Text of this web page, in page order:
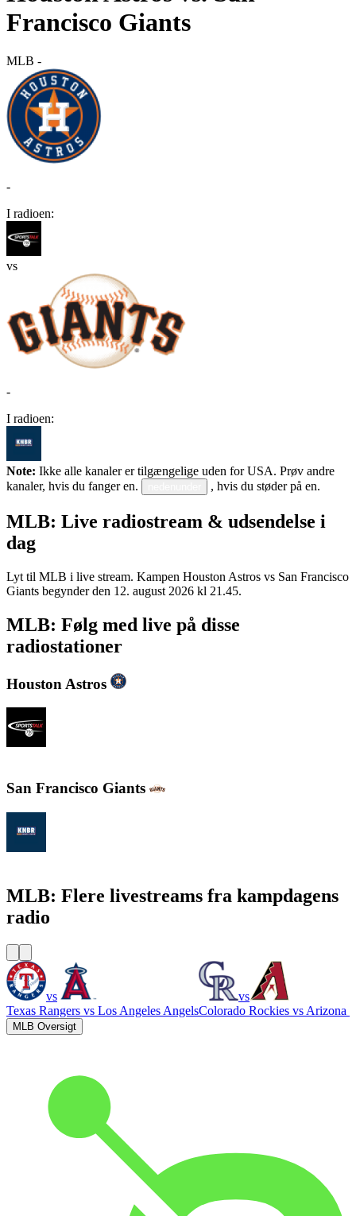
Francisco Giants
MLB -
-
I radioen:
vs
-
I radioen:
Note: Ikke alle kanaler er tilgængelige uden for USA. Prøv andre
kanaler, hvis du fanger en.
, hvis du støder på en.
MLB: Live radiostream & udsendelse i
dag
Lyt til MLB i live stream. Kampen Houston Astros vs San Francisco
Giants begynder den 12. august 2026 kl 21.45.
MLB: Følg med live på disse
radiostationer
Houston Astros
San Francisco Giants
MLB: Flere livestreams fra kampdagens
radio
vs
Texas Rangers vs Los Angeles Angels
vs
Colorado Rockies vs Arizona
MLB Oversigt